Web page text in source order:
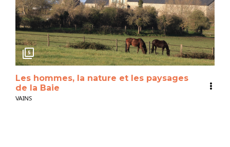
5
Les hommes, la nature et les paysages
de la Baie
VAINS